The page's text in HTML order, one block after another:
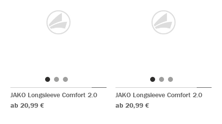
JAKO Longsleeve Comfort 2.0
ab 20,99 €
JAKO Longsleeve Comfort 2.0
ab 20,99 €